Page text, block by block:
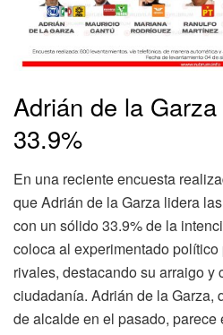
Adrián de la
33.9%
En una reciente encuesta
que Adrián de la Garza lidera
con un sólido 33.9% de la
coloca al experimentado
rivales, destacando su arraigo y
ciudadanía. Adrián de la Garza,
de alcalde en el pasado, parece